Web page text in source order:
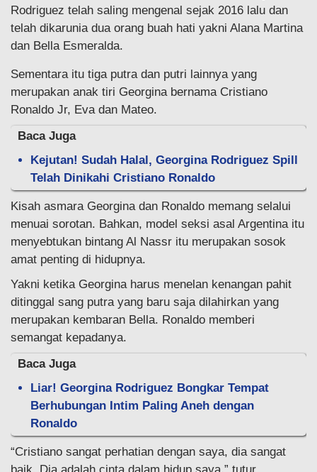
Rodriguez telah saling mengenal sejak 2016 lalu dan
telah dikarunia dua orang buah hati yakni Alana Martina
dan Bella Esmeralda.
Sementara itu tiga putra dan putri lainnya yang
merupakan anak tiri Georgina bernama Cristiano
Ronaldo Jr, Eva dan Mateo.
Baca Juga
Kejutan! Sudah Halal, Georgina Rodriguez Spill
Telah Dinikahi Cristiano Ronaldo
Kisah asmara Georgina dan Ronaldo memang selalui
menuai sorotan. Bahkan, model seksi asal Argentina itu
menyebtukan bintang Al Nassr itu merupakan sosok
amat penting di hidupnya.
Yakni ketika Georgina harus menelan kenangan pahit
ditinggal sang putra yang baru saja dilahirkan yang
merupakan kembaran Bella. Ronaldo memberi
semangat kepadanya.
Baca Juga
Liar! Georgina Rodriguez Bongkar Tempat
Berhubungan Intim Paling Aneh dengan
Ronaldo
“Cristiano sangat perhatian dengan saya, dia sangat